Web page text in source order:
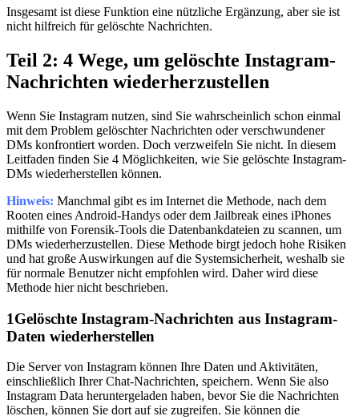
Insgesamt ist diese Funktion eine nützliche Ergänzung, aber sie ist
nicht hilfreich für gelöschte Nachrichten.
Teil 2: 4 Wege, um gelöschte Instagram-
Nachrichten wiederherzustellen
Wenn Sie Instagram nutzen, sind Sie wahrscheinlich schon einmal
mit dem Problem gelöschter Nachrichten oder verschwundener
DMs konfrontiert worden. Doch verzweifeln Sie nicht. In diesem
Leitfaden finden Sie 4 Möglichkeiten, wie Sie gelöschte Instagram-
DMs wiederherstellen können.
Hinweis: Manchmal gibt es im Internet die Methode, nach dem
Rooten eines Android-Handys oder dem Jailbreak eines iPhones
mithilfe von Forensik-Tools die Datenbankdateien zu scannen, um
DMs wiederherzustellen. Diese Methode birgt jedoch hohe Risiken
und hat große Auswirkungen auf die Systemsicherheit, weshalb sie
für normale Benutzer nicht empfohlen wird. Daher wird diese
Methode hier nicht beschrieben.
1Gelöschte Instagram-Nachrichten aus Instagram-
Daten wiederherstellen
Die Server von Instagram können Ihre Daten und Aktivitäten,
einschließlich Ihrer Chat-Nachrichten, speichern. Wenn Sie also
Instagram Data heruntergeladen haben, bevor Sie die Nachrichten
löschen, können Sie dort auf sie zugreifen. Sie können die